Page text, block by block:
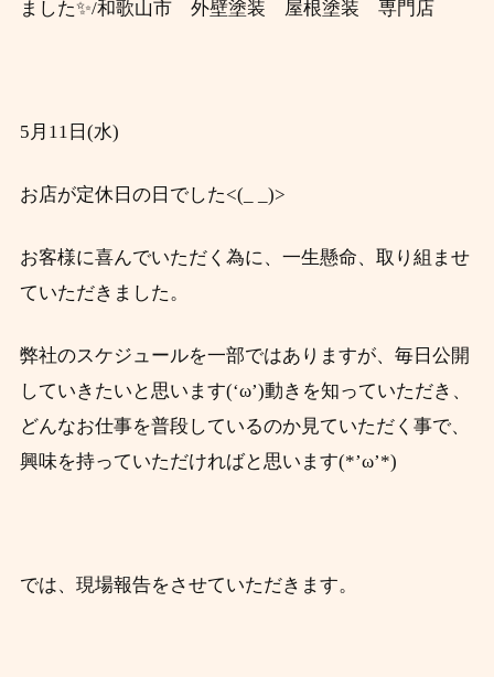
ました✨/和歌山市 外壁塗装 屋根塗装 専門店
5月11日(水)
お店が定休日の日でした<(_ _)>
お客様に喜んでいただく為に、一生懸命、取り組ませ
ていただきました。
弊社のスケジュールを一部ではありますが、毎日公開
していきたいと思います(‘ω’)動きを知っていただき、
どんなお仕事を普段しているのか見ていただく事で、
興味を持っていただければと思います(*’ω’*)
では、現場報告をさせていただきます。